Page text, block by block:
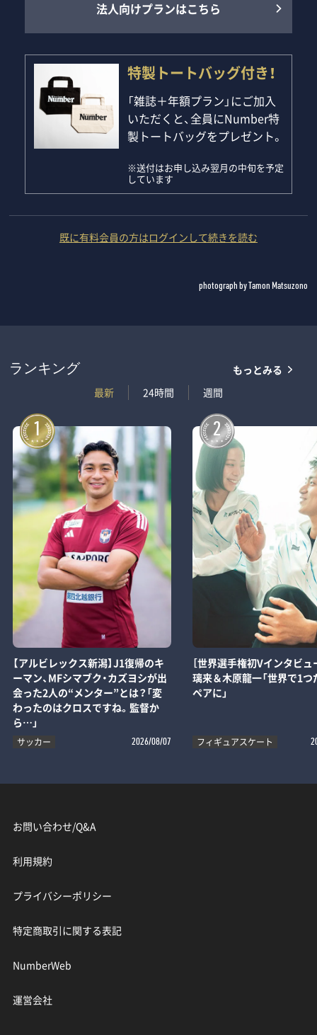
法人向けプランはこちら
特製トートバッグ付き！
「雑誌＋年額プラン」にご加入
いただくと、全員にNumber特
製トートバッグをプレゼント。
※送付はお申し込み翌月の中旬を予定
しています
既に有料会員の方はログインして続きを読む
photograph by Tamon Matsuzono
ランキング
最新
24時間 週間
もっとみる
1
【アルビレックス新潟】J1復帰のキ
ーマン、MFシマブク・カズヨシが出
会った2人の“メンター”とは？「変
わったのはクロスですね。監督か
ら…」
サッカー 2026/08/07
2
［世界選手権初Vインタビュ
璃来＆木原龍一「世界で1つ
ペアに」
フィギュアスケート
お問い合わせ/Q&A
利用規約
プライバシーポリシー
特定商取引に関する表記
NumberWeb
運営会社